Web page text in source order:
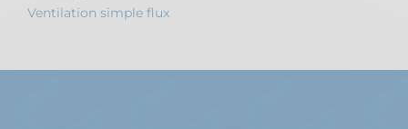
Ventilation simple flux